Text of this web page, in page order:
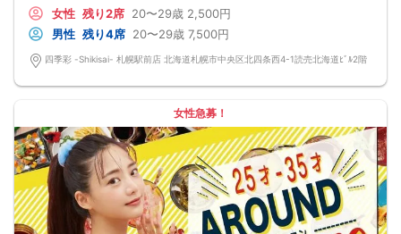
なんてことは絶対ありません！
プロフィールカードを活用し、「はじめまして」から会話を楽しみましょう。
★完全着席型・連絡先交換は自由★
完全着席型で席替えはできる限り行います。
席替えの５分前には連絡先交換を促すアナウンスをいたしますので、「連絡先交
1. ２名様以上でのご参加は必ず同性同士でお申し込みください。
2. 服装の指定はございません。多くのお客様はカジュアルな格好でおこしになら
れています。
3. 開催判断はイベント前日の時点で男性３名・女性３名以上のお申し込みからに
なりますが、当日に参加者のキャンセルで比率が崩れた場合や開催判断人数を下
回った場合、一切返金などの保証はいたしませんのでご了承ください。
4. イベントページ内の「お申し込み状況」等はキャンセルなどで当日の参加人
数、男女比率と異なる可能性がございます。
女性 残り2席 20〜29歳 2,500円
男性 残り4席 20〜29歳 7,500円
四季彩 -Shikisai- 札幌駅前店 北海道札幌市中央区北四条西4-1読売北海道ﾋﾞﾙ2階
女性急募！